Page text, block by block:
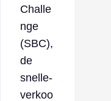
Challe
nge
(SBC),
de
snelle-
verkoo